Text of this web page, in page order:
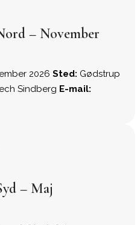
– November
2026 Sted: Gødstrup
Sindberg E-mail:
– Maj